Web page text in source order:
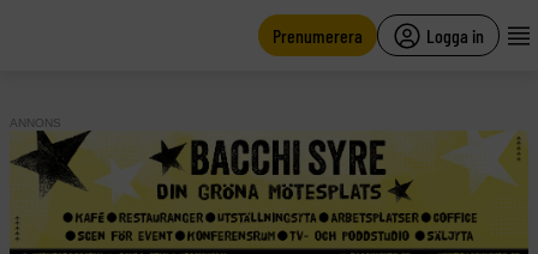
Prenumerera Logga in
ANNONS